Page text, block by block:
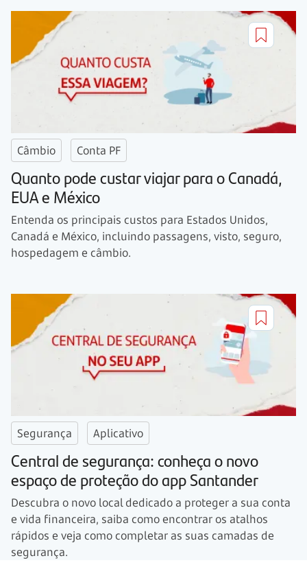
Câmbio Conta PF
Quanto pode custar viajar para o Canadá,
EUA e México
Entenda os principais custos para Estados Unidos,
Canadá e México, incluindo passagens, visto, seguro,
hospedagem e câmbio.
Segurança Aplicativo
Central de segurança: conheça o novo
espaço de proteção do app Santander
Descubra o novo local dedicado a proteger a sua conta
e vida financeira, saiba como encontrar os atalhos
rápidos e veja como completar as suas camadas de
segurança.